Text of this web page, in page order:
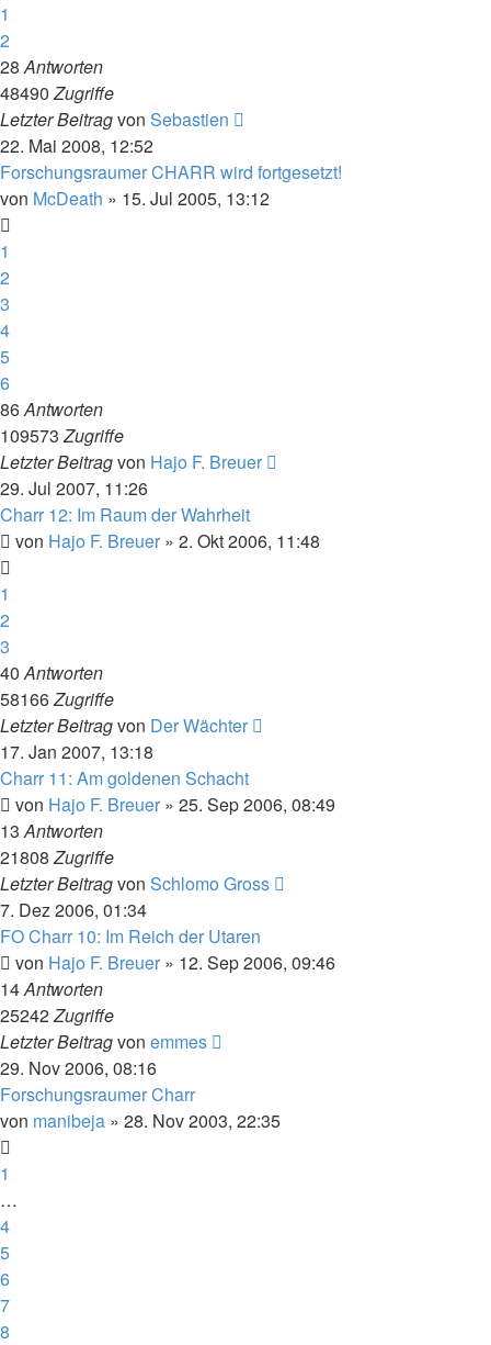
1
2
28Antworten
48490Zugriffe
Letzter Beitragvon Sebastien
22. Mai 2008, 12:52
Forschungsraumer CHARR wird fortgesetzt!
von McDeath » 15. Jul 2005, 13:12
1
2
3
4
5
6
86Antworten
109573Zugriffe
Letzter Beitragvon Hajo F. Breuer
29. Jul 2007, 11:26
Charr 12: Im Raum der Wahrheit
von Hajo F. Breuer » 2. Okt 2006, 11:48
1
2
3
40Antworten
58166Zugriffe
Letzter Beitragvon Der Wächter
17. Jan 2007, 13:18
Charr 11: Am goldenen Schacht
von Hajo F. Breuer » 25. Sep 2006, 08:49
13Antworten
21808Zugriffe
Letzter Beitragvon Schlomo Gross
7. Dez 2006, 01:34
FO Charr 10: Im Reich der Utaren
von Hajo F. Breuer » 12. Sep 2006, 09:46
14Antworten
25242Zugriffe
Letzter Beitragvon emmes
29. Nov 2006, 08:16
Forschungsraumer Charr
von manibeja » 28. Nov 2003, 22:35
1
…
4
5
6
7
8